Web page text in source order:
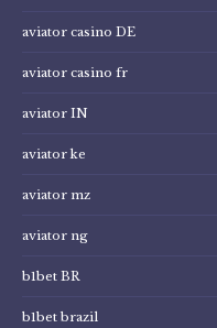
aviator casino DE
aviator casino fr
aviator IN
aviator ke
aviator mz
aviator ng
b1bet BR
b1bet brazil